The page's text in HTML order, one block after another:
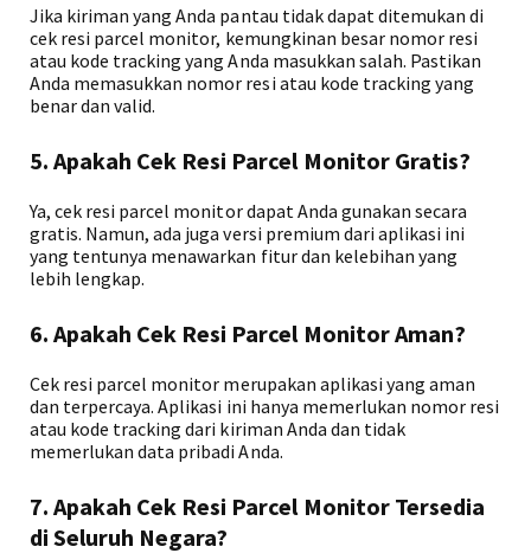
Jika kiriman yang Anda pantau tidak dapat ditemukan di
cek resi parcel monitor, kemungkinan besar nomor resi
atau kode tracking yang Anda masukkan salah. Pastikan
Anda memasukkan nomor resi atau kode tracking yang
benar dan valid.
5. Apakah Cek Resi Parcel Monitor Gratis?
Ya, cek resi parcel monitor dapat Anda gunakan secara
gratis. Namun, ada juga versi premium dari aplikasi ini
yang tentunya menawarkan fitur dan kelebihan yang
lebih lengkap.
6. Apakah Cek Resi Parcel Monitor Aman?
Cek resi parcel monitor merupakan aplikasi yang aman
dan terpercaya. Aplikasi ini hanya memerlukan nomor resi
atau kode tracking dari kiriman Anda dan tidak
memerlukan data pribadi Anda.
7. Apakah Cek Resi Parcel Monitor Tersedia
di Seluruh Negara?